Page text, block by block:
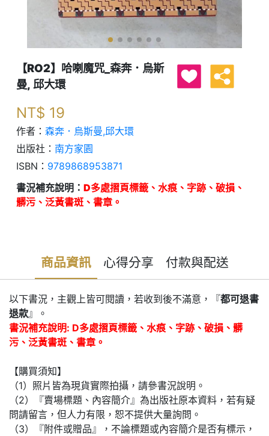
【RO2】哈喇魔咒_森奔．烏斯
曼, 邱大環
NT$ 19
作者： 森奔．烏斯曼,邱大環
出版社： 南方家園
ISBN： 9789868953871
書況補充說明： D多處摺頁標籤、水痕、字跡、破損、
髒污、泛黃書斑、書章。
商品資訊 心得分享 付款與配送
以下書況，主觀上皆可閱讀，若收到後不滿意，『都可退書
退款』。
書況補充說明: D多處摺頁標籤、水痕、字跡、破損、髒
污、泛黃書斑、書章。
【購買須知】
（1）照片皆為現貨實際拍攝，請參書況說明。
（2）『賣場標題、內容簡介』為出版社原本資料，若有疑
問請留言，但人力有限，恕不提供大量詢問。
（3）『附件或贈品』，不論標題或內容簡介是否有標示，